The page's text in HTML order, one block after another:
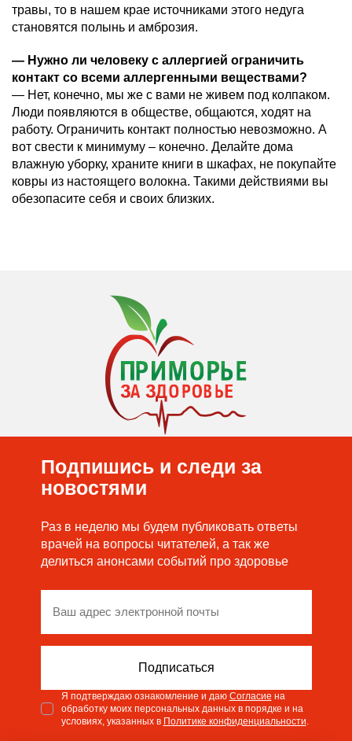
травы, то в нашем крае источниками этого недуга
становятся полынь и амброзия.
— Нужно ли человеку с аллергией ограничить
контакт со всеми аллергенными веществами?
— Нет, конечно, мы же с вами не живем под колпаком.
Люди появляются в обществе, общаются, ходят на
работу. Ограничить контакт полностью невозможно. А
вот свести к минимуму – конечно. Делайте дома
влажную уборку, храните книги в шкафах, не покупайте
ковры из настоящего волокна. Такими действиями вы
обезопасите себя и своих близких.
Подпишись и следи за
новостями
Раз в неделю мы будем публиковать ответы
врачей на вопросы читателей, а так же
делиться анонсами событий про здоровье
Я подтверждаю ознакомление и даю Согласие на
обработку моих персональных данных в порядке и на
условиях, указанных в Политике конфиденциальности.